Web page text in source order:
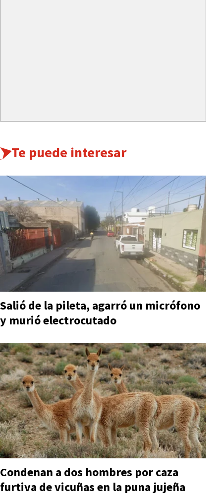
Te puede interesar
Salió de la pileta, agarró un micrófono
y murió electrocutado
Condenan a dos hombres por caza
furtiva de vicuñas en la puna jujeña